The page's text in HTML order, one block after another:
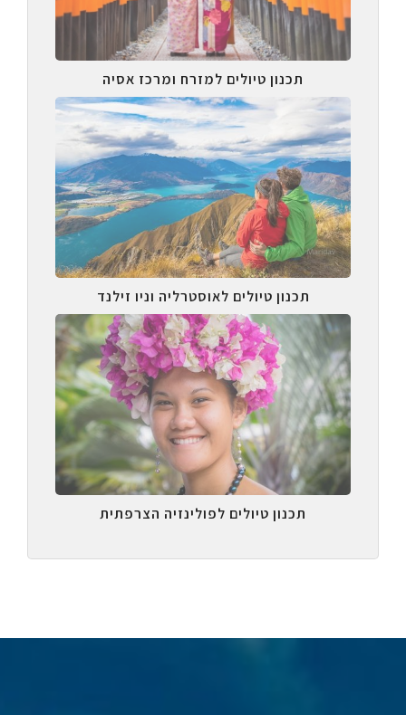
תכנון טיולים למזרח ומרכז אסיה
תכנון טיולים לאוסטרליה וניו זילנד
תכנון טיולים לפולינזיה הצרפתית